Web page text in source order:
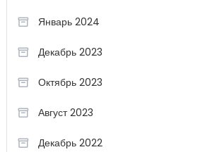
Январь 2024
Декабрь 2023
Октябрь 2023
Август 2023
Декабрь 2022